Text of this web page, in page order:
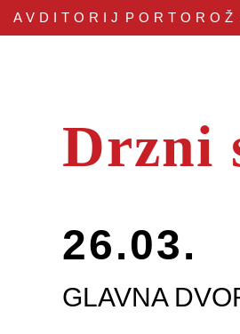
AVDITORIJ PORTOROŽ
Drzni
26.03.
GLAVNA